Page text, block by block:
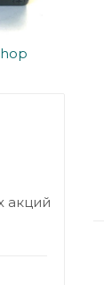
акций